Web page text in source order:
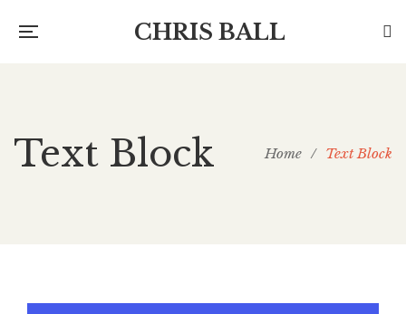
CHRIS BALL
Text Block Home / Text Block